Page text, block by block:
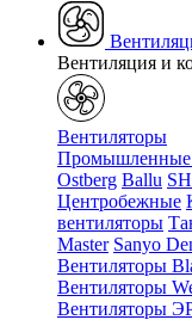
Вентиляция и
Вентиляторы
Промышленные
Ostberg Ballu
Центробежные
вентиляторы
Master Sanyo
Вентиляторы
Вентиляторы
Вентиляторы